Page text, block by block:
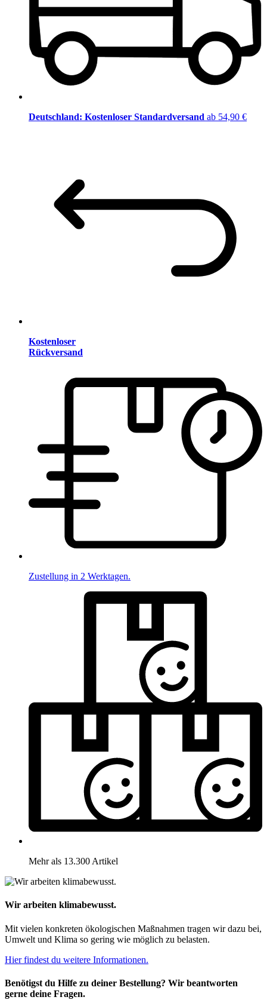
Deutschland: Kostenloser Standardversand ab 54,90 €
Kostenloser
Rückversand
Zustellung in 2 Werktagen.
Mehr als 13.300 Artikel
Wir arbeiten klimabewusst.
Mit vielen konkreten ökologischen Maßnahmen tragen wir dazu bei,
Umwelt und Klima so gering wie möglich zu belasten.
Hier findest du weitere Informationen.
Benötigst du Hilfe zu deiner Bestellung? Wir beantworten
gerne deine Fragen.